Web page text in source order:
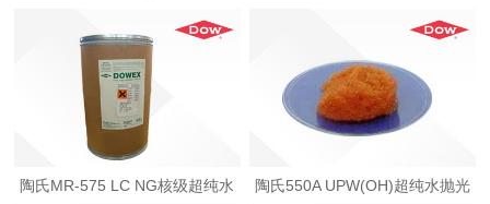
陶氏MR-575 LC NG核级超纯水
陶氏550A UPW(OH)超纯水抛光